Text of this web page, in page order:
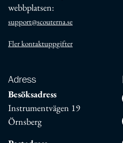
webbplatsen:
support@scouterna.se
Fler kontaktuppgifter
Adress
Besöksadress
Instrumentvägen 19
Örnsberg